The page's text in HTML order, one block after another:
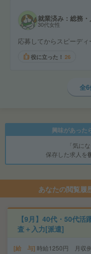
就業済み：総務
30代女性
応募してからスピーディ
役に立った！ 26
全
興味があった
「気に
保存した求人を
あなたの閲覧履
【9月】40代・50代
査＋入力[派遣]
給 与 時給1250円 月収